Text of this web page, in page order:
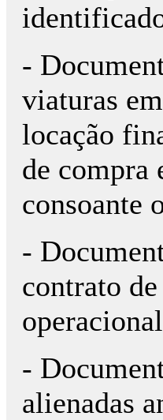
-
viaturas
locação
de compra
consoante
-
contrato
-
alienadas